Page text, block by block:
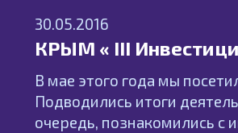
30.05.2016
КРЫМ « III
В мае этого года мы
Подводились итоги
очередь, познакомились